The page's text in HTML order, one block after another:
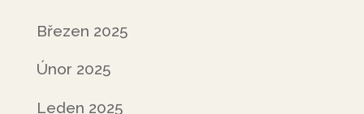
Březen 2025
Únor 2025
Leden 2025